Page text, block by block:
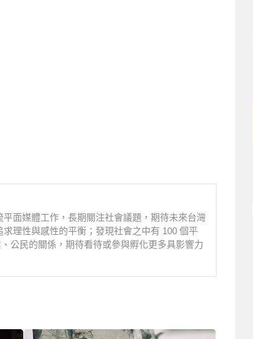
面媒體工作，長期關注社會議題，期待未來台灣
理性與感性的平衡；發現社會之中有 100 個平
公民的關係，期待看待或參與孵化更多具影響力